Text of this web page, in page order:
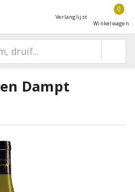
Verlanglijst
0
Winkelwagen
Dampt